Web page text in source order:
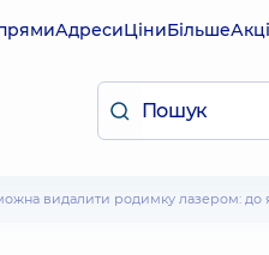
АдресиЦіниБільше
видалити родимку лазером: до